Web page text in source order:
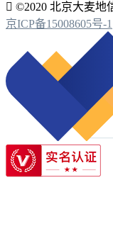
 ©2020 北京大麦地
京ICP备15008605号-1